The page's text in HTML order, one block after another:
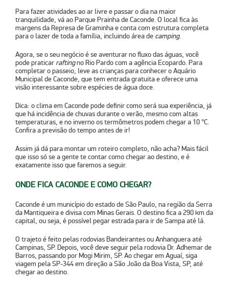
Para fazer atividades ao ar livre e passar o dia na maior
tranquilidade, vá aoParque Prainha de Caconde. O local fica às
margens da Represa de Graminha e conta com estrutura completa
para o lazer de toda a família, incluindo área de camping.
Agora, se o seu negócio é se aventurar no fluxo das águas, você
pode praticar raftingno Rio Pardocom a agência Ecopardo. Para
completar o passeio, leve as crianças para conhecer oAquário
Municipal de Caconde, que tem entrada gratuita e oferece uma
visão interessante sobre espécies de água doce.
Dica: o clima em Caconde pode definir como será sua experiência, já
que há incidência de chuvas durante o verão, mesmo com altas
temperaturas, e no inverno os termômetros podem chegar a 10 °C.
Confira a previsão do tempo antes de ir!
Assim já dá para montar um roteiro completo, não acha? Mais fácil
que isso só se a gente te contar como chegar ao destino, e é
exatamente isso que faremos a seguir.
ONDE FICA CACONDE E COMO CHEGAR?
Caconde é um município doestado de São Paulo, na região da Serra
da Mantiqueira e divisa com Minas Gerais. O destino fica a 290 km da
capital, ou seja, é possível pegar estrada para ir de Sampa até lá.
O trajeto é feito pelas rodoviasBandeirantesouAnhangueraaté
Campinas, SP. Depois, você deve seguir pela rodoviaDr. Adhemar de
Barros, passando por Mogi Mirim, SP. Ao chegar em Aguaí, siga
viagem pelaSP-344em direção a São João da Boa Vista, SP, até
chegar ao destino.